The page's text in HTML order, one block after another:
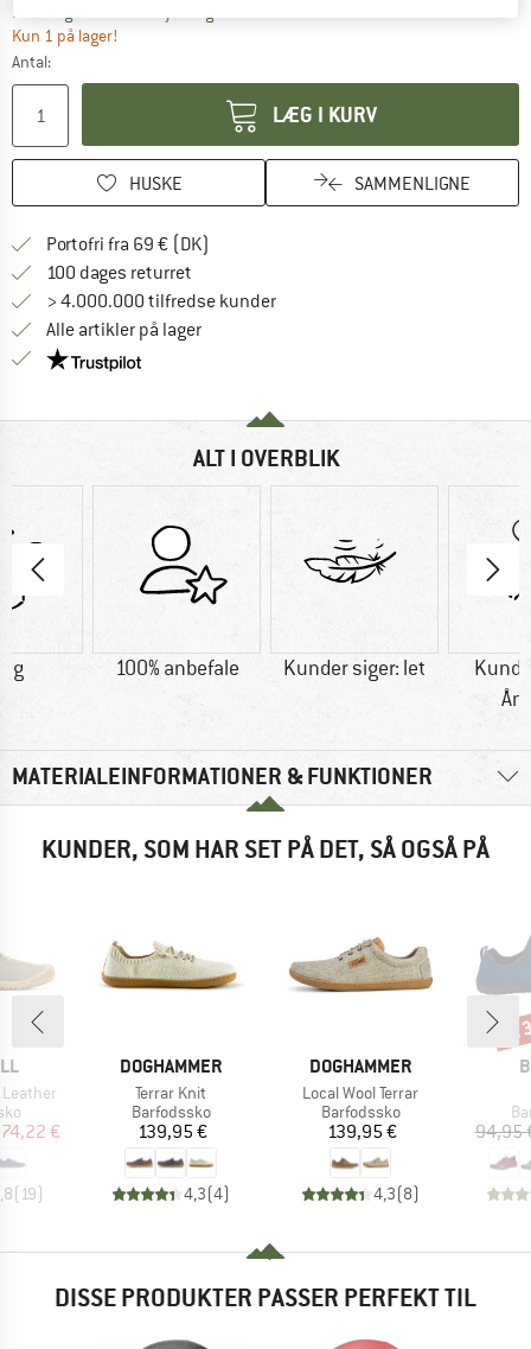
Leveringstid: 4-6 arbejdsdage
Kun 1 på lager!
Antal:
LÆG I KURV
HUSKE SAMMENLIGNE
Portofri fra 69 € (DK)
100 dages returret
> 4.000.000 tilfredse kunder
Alle artikler på lager
Vi er Trustpilot-certificeret - oplysningerne får du
ALT I OVERBLIK
g 100% anbefale Kunder siger: let
MATERIALEINFORMATIONER & FUNKTIONER
KUNDER, SOM HAR SET PÅ DET, SÅ OGSÅ PÅ
Leather
pris
74,22 €
( 19)
MÆRKE
DOGHAMMER
Artikel
Terrar Knit
Produktgruppe
Barfodssko
Pris
139,95 €
4,3(4)
MÆRKE
DOGHAMMER
Artikel
Local Wool Terrar
Produktgruppe
Barfodssko
Pris
139,95 €
4,3(8)
94,95
DISSE PRODUKTER PASSER PERFEKT TIL